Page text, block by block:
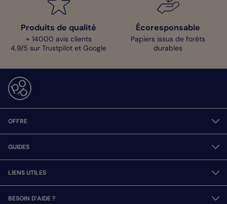
Produits de qualité
+ 14000 avis clients
4,9/5 sur Trustpilot et Google
Écoresponsable
Papiers issus de forêts
durables
OFFRE
GUIDES
LIENS UTILES
BESOIN D’AIDE ?